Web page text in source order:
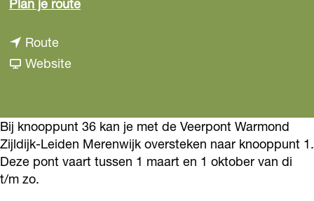
Plan je route
j
p
Routen
a
Z
i
j
Websitev
Z
i
j
Bij knooppunt 36 kan je met de Veerpont Warmond
Zijldijk-Leiden Merenwijk oversteken naar knooppunt 1.
Deze pont vaart tussen 1 maart en 1 oktober van di
t/m zo.